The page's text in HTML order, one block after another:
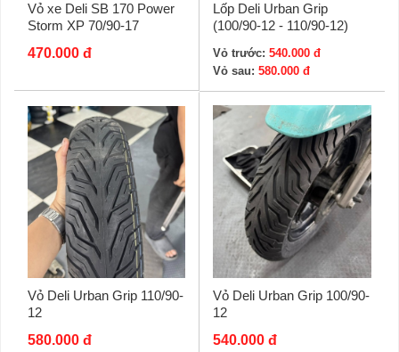
Vỏ xe Deli SB 170 Power
Storm XP 70/90-17
470.000 đ
Lốp Deli Urban Grip
(100/90-12 - 110/90-12)
Vỏ trước: 540.000 đ
Vỏ sau: 580.000 đ
Vỏ Deli Urban Grip 110/90-
12
580.000 đ
Vỏ Deli Urban Grip 100/90-
12
540.000 đ